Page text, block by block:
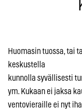
Huomasin tuossa, tai
keskustella
kunnolla syvällisesti
ym. Kukaan ei jaksa
ventovieraille ei nyt